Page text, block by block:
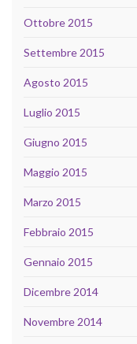
Ottobre 2015
Settembre 2015
Agosto 2015
Luglio 2015
Giugno 2015
Maggio 2015
Marzo 2015
Febbraio 2015
Gennaio 2015
Dicembre 2014
Novembre 2014